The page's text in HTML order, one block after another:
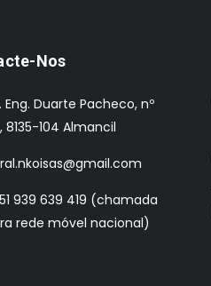
Nos
Eng. Duarte Pacheco, nº
8135-104 Almancil
939 639 419 (chamada
rede móvel nacional)